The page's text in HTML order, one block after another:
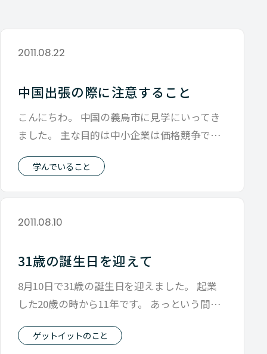
2011.08.22
中国出張の際に注意すること
こんにちわ。 中国の義烏市に見学にいってき
ました。 主な目的は中小企業は価格競争で戦
学んでいること
2011.08.10
31歳の誕生日を迎えて
8月10日で31歳の誕生日を迎えました。 起業
した20歳の時から11年です。 あっという間の
ゲットイットのこと